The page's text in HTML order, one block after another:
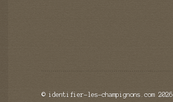
© identifier-les-champignons.com 2026